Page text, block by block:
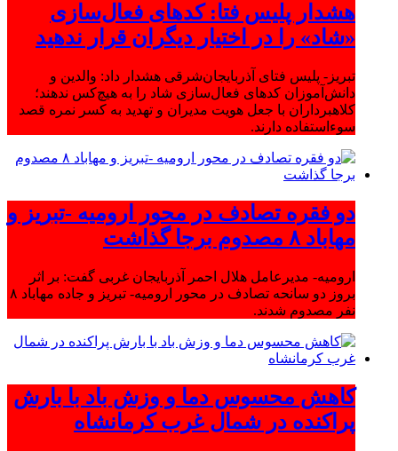
هشدار پلیس فتا: کدهای فعال‌سازی
«شاد» را در اختیار دیگران قرار ندهید
تبریز- پلیس فتای آذربایجان‌شرقی هشدار داد: والدین و
دانش‌آموزان کدهای فعال‌سازی شاد را به هیچ‌کس ندهند؛
کلاهبرداران با جعل هویت مدیران و تهدید به کسر نمره قصد
سوءاستفاده دارند.
دو فقره تصادف در محور ارومیه -تبریز و
مهاباد ۸ مصدوم برجا گذاشت
ارومیه- مدیرعامل هلال احمر آذربایجان غربی گفت: بر اثر
بروز دو سانحه تصادف در محور ارومیه- تبریز و جاده مهاباد ۸
نفر مصدوم شدند.
کاهش محسوس دما و وزش باد با بارش
پراکنده در شمال غرب کرمانشاه